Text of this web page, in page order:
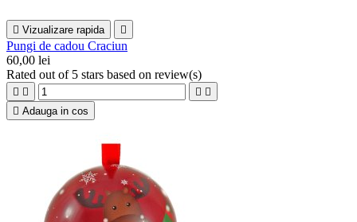
 Vizualizare rapida 
Pungi de cadou Craciun
60,00 lei
Rated out of 5 stars based on review(s)
   
 Adauga in cos